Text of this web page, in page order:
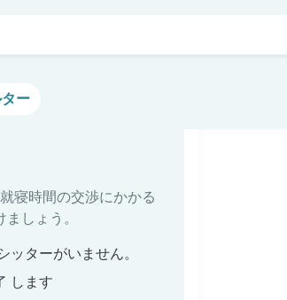
ー
寝時間の交渉にかかる
しょう。
ターがいません。
します